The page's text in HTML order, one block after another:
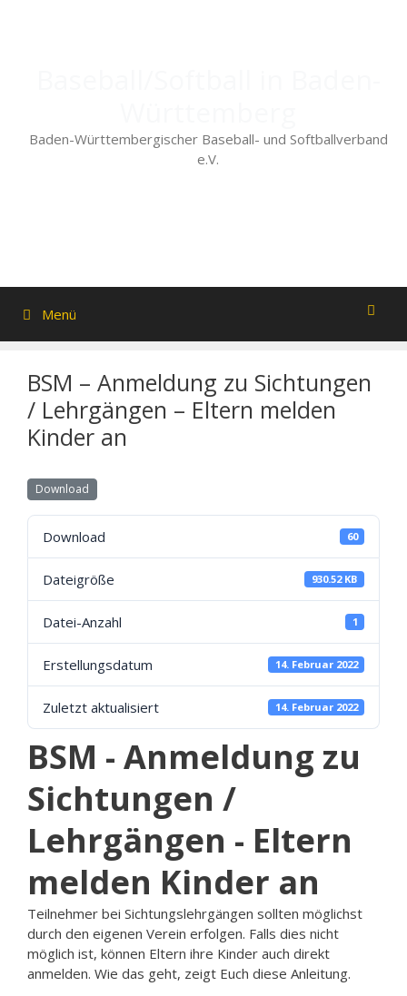
Baden-Württembergischer Baseball- und Softballverband
e.V.
Menü
BSM – Anmeldung zu Sichtungen
/ Lehrgängen – Eltern melden
Kinder an
Download
Download 60
Dateigröße 930.52 KB
Datei-Anzahl 1
Erstellungsdatum 14. Februar 2022
Zuletzt aktualisiert 14. Februar 2022
BSM - Anmeldung zu
Sichtungen /
Lehrgängen - Eltern
melden Kinder an
Teilnehmer bei Sichtungslehrgängen sollten möglichst
durch den eigenen Verein erfolgen. Falls dies nicht
möglich ist, können Eltern ihre Kinder auch direkt
anmelden. Wie das geht, zeigt Euch diese Anleitung.